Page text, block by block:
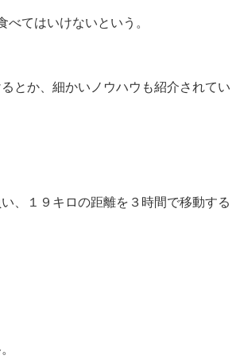
てはいけないという。
とか、細かいノウハウも紹介されてい
、１９キロの距離を３時間で移動する